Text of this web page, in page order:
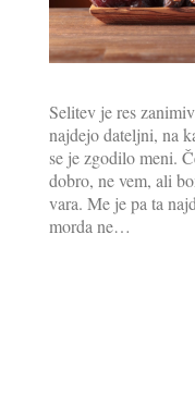
Selitev je res
najdejo dateljni, na
se je zgodilo meni.
dobro, ne vem, ali
vara. Me je pa ta
morda ne…